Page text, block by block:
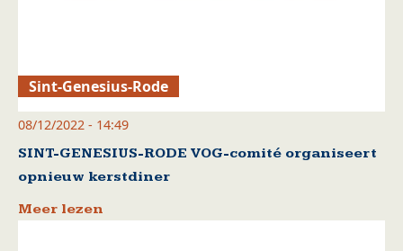
Sint-Genesius-Rode
08/12/2022 - 14:49
SINT-GENESIUS-RODE VOG-comité organiseert
opnieuw kerstdiner
Meer lezen